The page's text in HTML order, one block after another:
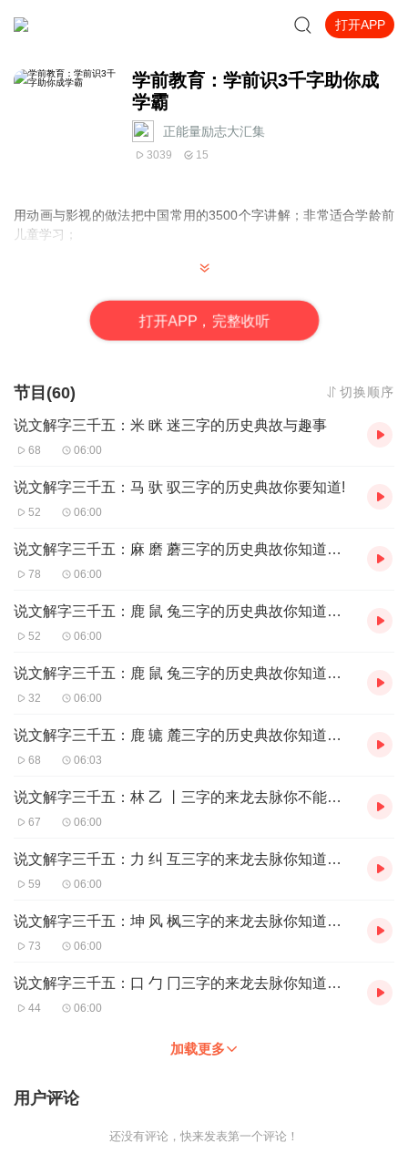
打开APP
学前教育：学前识3千字助你成
学霸
正能量励志大汇集
3039 15
用动画与影视的做法把中国常用的3500个字讲解；非常适合学龄前
儿童学习；
打开APP，完整收听
节目(60) 切换顺序
说文解字三千五：米 眯 迷三字的历史典故与趣事
68 06:00
说文解字三千五：马 驮 驭三字的历史典故你要知道!
52 06:00
说文解字三千五：麻 磨 蘑三字的历史典故你知道吗？
78 06:00
说文解字三千五：鹿 鼠 兔三字的历史典故你知道吗？
52 06:00
说文解字三千五：鹿 鼠 兔三字的历史典故你知道吗？
32 06:00
说文解字三千五：鹿 辘 麓三字的历史典故你知道吗？
68 06:03
说文解字三千五：林 乙 丨三字的来龙去脉你不能不知道！
67 06:00
说文解字三千五：力 纠 互三字的来龙去脉你知道吗？
59 06:00
说文解字三千五：坤 风 枫三字的来龙去脉你知道吗？
73 06:00
说文解字三千五：口 勹 冂三字的来龙去脉你知道吗？
44 06:00
加载更多
用户评论
还没有评论，快来发表第一个评论！